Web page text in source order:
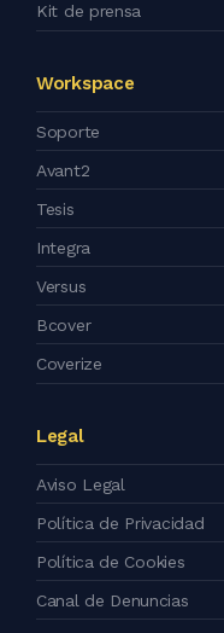
Kit de prensa
Workspace
Soporte
Avant2
Tesis
Integra
Versus
Bcover
Coverize
Legal
Aviso Legal
Política de Privacidad
Política de Cookies
Canal de Denuncias